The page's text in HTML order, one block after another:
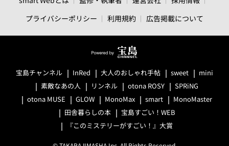
プライバシーポリシー
利用規約 広告掲載について
宝島チャンネル InRed 大人のおしゃれ手帖 sweet
mini
素敵なあの人
リンネル otona ROSY
SPRiNG
otona MUSE
GLOW MonoMax smart
MonoMaster
田舎暮らしの本
宝島すごい！WEB
『このミステリーがすごい！』大賞